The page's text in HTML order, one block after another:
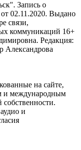
Запись о
02.11.2020. Выдано
связи,
коммуникаций 16+
Редакция:
Александрова
на сайте,
и международным
собственности.
и